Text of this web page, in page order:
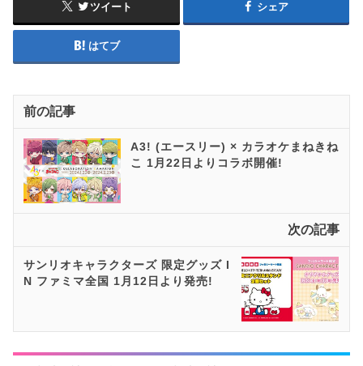
ツイート シェア
はてブ
前の記事
A3! (エースリー) × カラオケまねきね
こ 1月22日よりコラボ開催!
次の記事
サンリオキャラクターズ 限定グッズ I
N ファミマ全国 1月12日より発売!